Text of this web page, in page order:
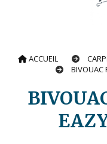
ACCUEIL
BIVOUAC
BIVOUAC PANORAMA